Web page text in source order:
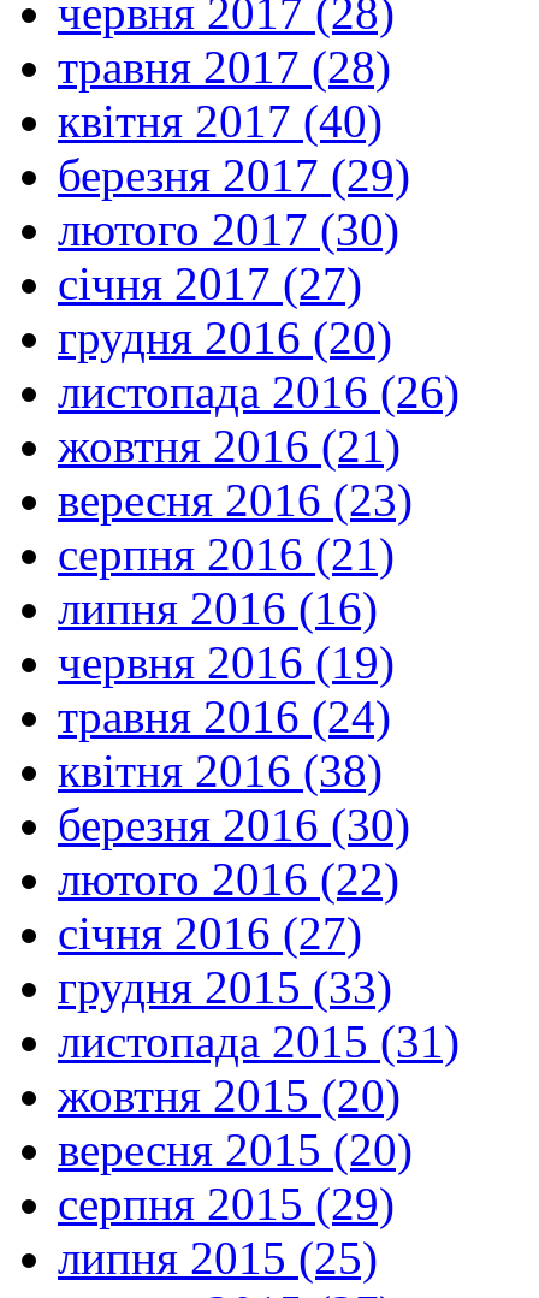
червня 2017 (28)
травня 2017 (28)
квітня 2017 (40)
березня 2017 (29)
лютого 2017 (30)
січня 2017 (27)
грудня 2016 (20)
листопада 2016 (26)
жовтня 2016 (21)
вересня 2016 (23)
серпня 2016 (21)
липня 2016 (16)
червня 2016 (19)
травня 2016 (24)
квітня 2016 (38)
березня 2016 (30)
лютого 2016 (22)
січня 2016 (27)
грудня 2015 (33)
листопада 2015 (31)
жовтня 2015 (20)
вересня 2015 (20)
серпня 2015 (29)
липня 2015 (25)